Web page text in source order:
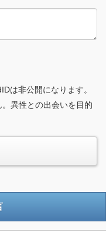
は非公開になります。
異性との出会いを目的